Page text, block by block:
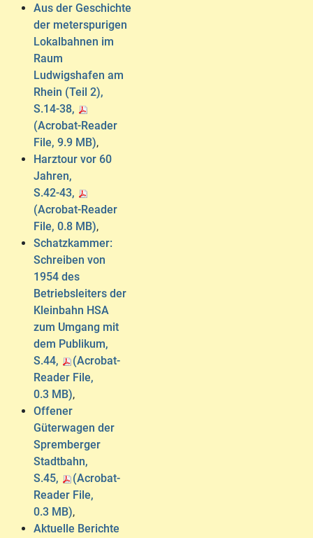
Aus der Geschichte
der meterspurigen
Lokalbahnen im
Raum
Ludwigshafen am
Rhein (Teil 2),
S.14-38,
(Acrobat-Reader
File, 9.9 MB),
Harztour vor 60
Jahren,
S.42-43,
(Acrobat-Reader
File, 0.8 MB),
Schatzkammer:
Schreiben von
1954 des
Betriebsleiters der
Kleinbahn HSA
zum Umgang mit
dem Publikum,
S.44,
(Acrobat-
Reader File,
0.3 MB),
Offener
Güterwagen der
Spremberger
Stadtbahn,
S.45,
(Acrobat-
Reader File,
0.3 MB),
Aktuelle Berichte